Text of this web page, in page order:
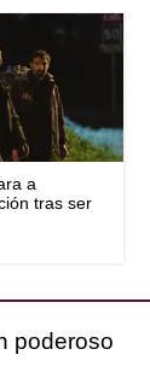
a
tras ser
poderoso